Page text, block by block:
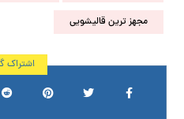
مجهز ترین قالیشویی